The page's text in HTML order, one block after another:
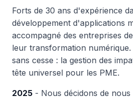
Forts de 30 ans d'expérience
développement d'applications
accompagné des entreprises
leur transformation
sans cesse : la gestion des
tête universel pour les PME.
2025 - Nous décidons de nous